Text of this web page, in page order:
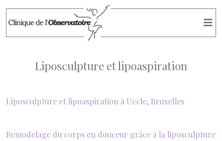
Liposculpture et lipoaspiration
Liposculpture et lipoaspiration à Uccle, Bruxelles
Remodelage du corps en douceur grâce à la liposculpture